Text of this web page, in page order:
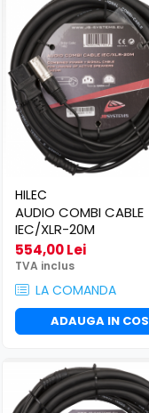
HILEC
AUDIO COMBI CABLE
IEC/XLR-20M
554,00 Lei
TVA inclus
LA COMANDA
ADAUGA IN COS